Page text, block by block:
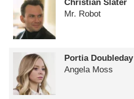
Christian Slater
Mr. Robot
Portia Doubleday
Angela Moss